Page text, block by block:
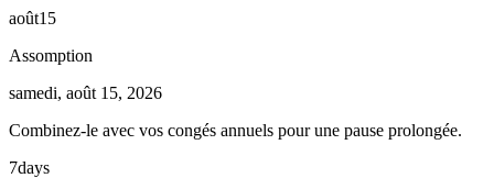
août15
Assomption
samedi, août 15, 2026
Combinez-le avec vos congés annuels pour une pause prolongée.
7days